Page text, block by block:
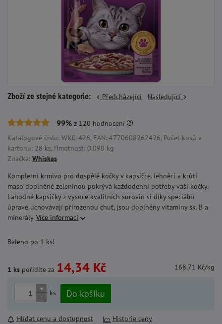
Zboží ze stejné kategorie: Předcházející Následující
99% z 120 hodnocení
Katalogové číslo: WK0-426, EAN: 4770608262426, Počet kusů v
kartonu: 28 ks, Hmotnost: 0.090 kg
Značka: Whiskas
Kompletní krmivo pro dospělé kočky v kapsičce. Jehněcí a krůtí
maso doplněné zeleninou pokrývá každodenní potřeby vaší kočky.
Lahodné kapsičky z vysoce kvalitních surovin si díky speciální
úpravě uchovávají přirozenou chuť, jsou doplněny vitamíny sk. B a
minerály. Více informací
Baleno po 1 ks!
1 ks pořídíte za 14,34 Kč 168,71 Kč/kg
+
-
ks Do košíku
Hlídat cenu a dostupnost Historie ceny